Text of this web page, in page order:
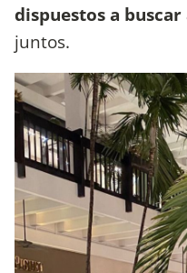
dispuestos a
juntos.